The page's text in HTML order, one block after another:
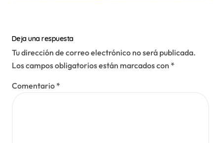
Deja una respuesta
Tu dirección de correo electrónico no será publicada.
Los campos obligatorios están marcados con *
Comentario *